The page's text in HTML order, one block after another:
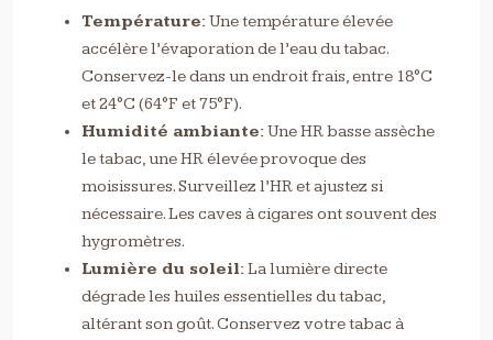
Température:Une température élevée
accélère l’évaporation de l’eau du tabac.
Conservez-le dans un endroit frais, entre 18°C
et 24°C (64°F et 75°F).
Humidité ambiante:Une HR basse assèche
le tabac, une HR élevée provoque des
moisissures. Surveillez l’HR et ajustez si
nécessaire. Les caves à cigares ont souvent des
hygromètres.
Lumière du soleil:La lumière directe
dégrade les huiles essentielles du tabac,
altérant son goût. Conservez votre tabac à